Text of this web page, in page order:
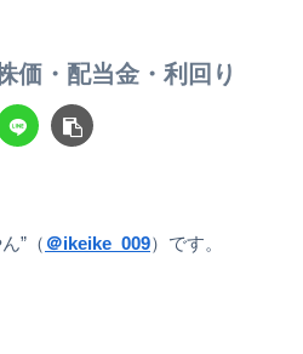
価・配当金・利回り
”（ ＠ikeike_009）です。